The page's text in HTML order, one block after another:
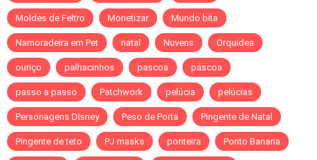
Moldes de Feltro Monetizar Mundo bita
Namoradeira em Pet natal Nuvens Orquidea
ouriço palhacinhos pascoa páscoa
passo a passo Patchwork pelúcia pelúcias
Personagens Disney Peso de Porta Pingente de Natal
Pingente de teto PJ masks ponteira Ponto Banana